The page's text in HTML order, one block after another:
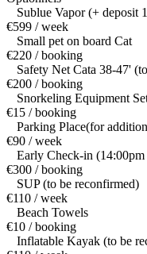
Sublue Vapor (+ deposit
€599 / week
Small pet on board Cat
€220 / booking
Safety Net Cata 38-47'
€200 / booking
Snorkeling Equipment
€15 / booking
Parking Place(for
€90 / week
Early Check-in
€300 / booking
SUP (to be reconfirmed)
€110 / week
Beach Towels
€10 / booking
Inflatable Kayak (to be